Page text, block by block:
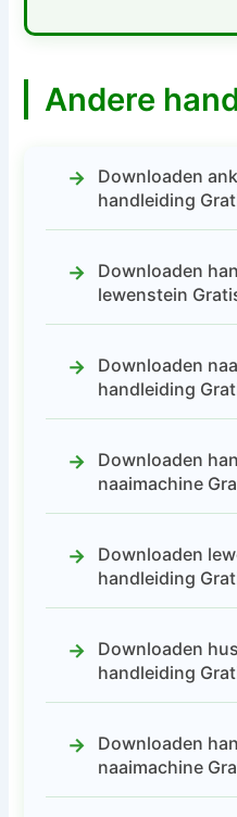
Andere
Downloaden
handleiding
Downloaden
lewenstein
Downloaden
handleiding
Downloaden
naaimachine
Downloaden
handleiding
Downloaden
handleiding
Downloaden
naaimachine